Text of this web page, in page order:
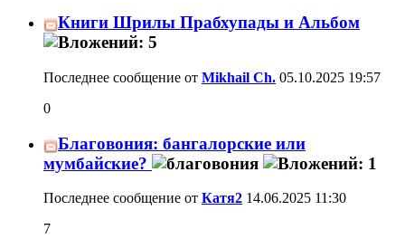
Книги Шрилы Прабхупады и Альбом
Последнее сообщение от Mikhail Ch. 05.10.2025 19:57
0
Благовония: бангалорские или
мумбайские?
Последнее сообщение от Катя2 14.06.2025 11:30
7